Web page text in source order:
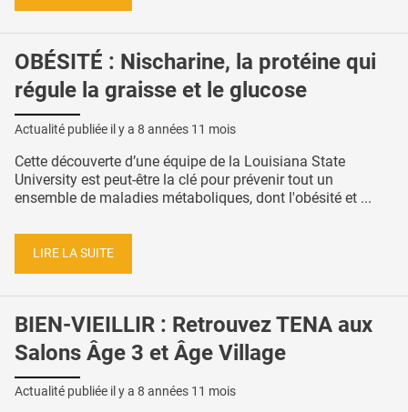
OBÉSITÉ : Nischarine, la protéine qui
régule la graisse et le glucose
Actualité publiée il y a 8 années 11 mois
Cette découverte d’une équipe de la Louisiana State
University est peut-être la clé pour prévenir tout un
ensemble de maladies métaboliques, dont l'obésité et ...
LIRE LA SUITE
BIEN-VIEILLIR : Retrouvez TENA aux
Salons Âge 3 et Âge Village
Actualité publiée il y a 8 années 11 mois